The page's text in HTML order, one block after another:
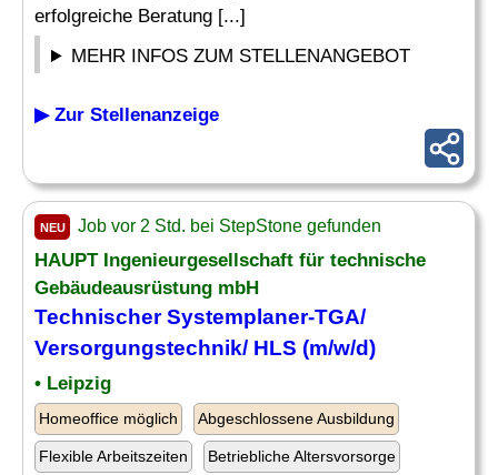
erfolgreiche Beratung [...]
MEHR INFOS ZUM STELLENANGEBOT
▶ Zur Stellenanzeige
NEU Job vor 2 Std. bei StepStone gefunden
HAUPT Ingenieurgesellschaft für technische
Gebäudeausrüstung mbH
Technischer Systemplaner-TGA/
Versorgungstechnik/ HLS (m/w/d)
• Leipzig
Homeoffice möglich Abgeschlossene Ausbildung
Flexible Arbeitszeiten Betriebliche Altersvorsorge